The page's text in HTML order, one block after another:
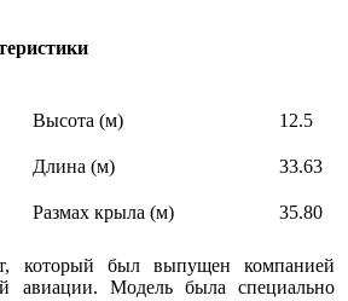
Высота (м) 12.5
Длина (м) 33.63
Размах крыла (м) 35.80
который был выпущен компанией
авиации. Модель была специально